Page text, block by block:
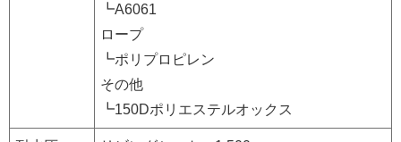
┗A6061
ロープ
┗ポリプロピレン
その他
┗150Dポリエステルオックス